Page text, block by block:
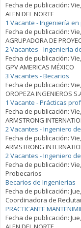
Fecha de publicación:
ALEN DEL NORTE
1 Vacante - Ingeniería
Fecha de publicación:
AGRUPADORA DE
2 Vacantes - Ingeniería
Fecha de publicación:
GPV AMERICAS MÉXICO
3 Vacantes - Becarios
Fecha de publicación:
OROPEZA INGENIEROS
1 Vacante - Prácticas
Fecha de publicación:
ARMSTRONG
2 Vacantes - Ingeniero
Fecha de publicación:
ARMSTRONG
2 Vacantes - Ingeniero
Fecha de publicación:
Probecarios
Becarios de Ingenierías
Fecha de publicación:
Coordinadora de
PRACTICANTE
Fecha de publicación: